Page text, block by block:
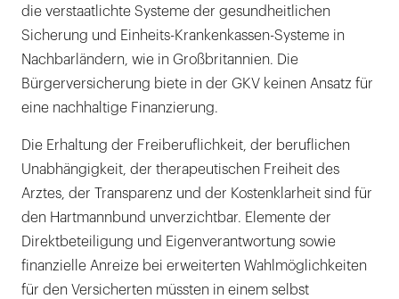
die verstaatlichte Systeme der gesundheitlichen
Sicherung und Einheits-Krankenkassen-Systeme in
Nachbarländern, wie in Großbritannien. Die
Bürgerversicherung biete in der GKV keinen Ansatz für
eine nachhaltige Finanzierung.
Die Erhaltung der Freiberuflichkeit, der beruflichen
Unabhängigkeit, der therapeutischen Freiheit des
Arztes, der Transparenz und der Kostenklarheit sind für
den Hartmannbund unverzichtbar. Elemente der
Direktbeteiligung und Eigenverantwortung sowie
finanzielle Anreize bei erweiterten Wahlmöglichkeiten
für den Versicherten müssten in einem selbst